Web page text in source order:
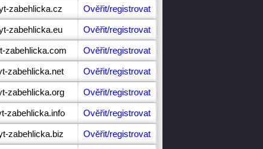
zabehlicka.cz Ověřit/registrovat
zabehlicka.eu Ověřit/registrovat
zabehlicka.com Ověřit/registrovat
zabehlicka.net Ověřit/registrovat
zabehlicka.org Ověřit/registrovat
zabehlicka.info Ověřit/registrovat
zabehlicka.biz Ověřit/registrovat